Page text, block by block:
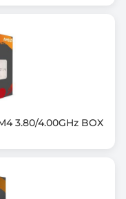
5600, DDR5-3600
3.80/4.00GHz BOX